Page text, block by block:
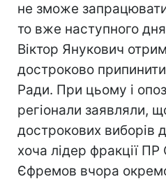
не зможе
то вже наступного
Віктор Янукович
достроково
Ради. При цьому і
регіонали заявляли,
дострокових виборів
хоча лідер фракції
Єфремов вчора